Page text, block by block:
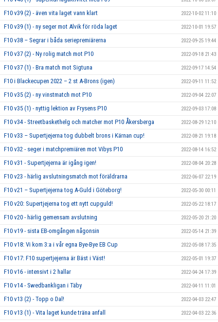
F10 v39 (2) - även vita laget vann klart 2022-10-02 11:10
F10 v39 (1) - ny seger mot Alvik för röda laget 2022-10-01 19:57
F10 v38 – Segrar i båda seriepremiärerna 2022-09-25 19:44
F10 v37 (2) - Ny rolig match mot P10 2022-09-18 21:43
F10 v37 (1) - Bra match mot Sigtuna 2022-09-17 14:54
F10 i Blackecupen 2022 – 2 st A-Brons (igen) 2022-09-11 11:52
F10 v35 (2) - ny vinstmatch mot P10 2022-09-04 22:07
F10 v35 (1) - nyttig lektion av Frysens P10 2022-09-03 17:08
F10 v34 - Streetbaskethelg och matcher mot P10 Åkersberga 2022-08-29 12:10
F10 v33 – Supertjejerna tog dubbelt brons i Kärnan cup! 2022-08-21 19:18
F10 v32 - seger i matchpremiären mot Vibys P10 2022-08-14 16:52
F10 v31 - Supertjejerna är igång igen! 2022-08-04 20:28
F10 v23 - härlig avslutningsmatch mot föräldrarna 2022-06-07 22:19
F10 v21 – Supertjejerna tog A-Guld i Göteborg! 2022-05-30 00:11
F10 v20: Supertjejerna tog ett nytt cupguld! 2022-05-22 18:17
F10 v20 - härlig gemensam avslutning 2022-05-20 21:20
F10 v19 - sista EB-omgången någonsin 2022-05-14 21:39
F10 v18: Vi kom 3:a i vår egna Bye-Bye EB Cup 2022-05-08 17:35
F10 v17: F10 supertjejerna är Bäst i Väst! 2022-05-01 19:37
F10 v16 - intensivt i 2 hallar 2022-04-24 17:39
F10 v14 - Swedbankligan i Täby 2022-04-11 11:01
F10 v13 (2) - Topp o Dal! 2022-04-03 22:47
F10 v13 (1) - Vita laget kunde träna anfall 2022-04-03 22:36